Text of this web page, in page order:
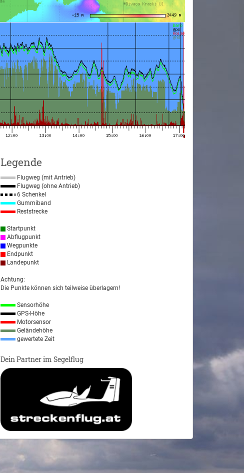
Legende
Flugweg (mit Antrieb)
Flugweg (ohne Antrieb)
6 Schenkel
Gummiband
Reststrecke
Startpunkt
Abflugpunkt
Wegpunkte
Endpunkt
Landepunkt
Achtung:
Die Punkte können sich teilweise überlagern!
Sensorhöhe
GPS-Höhe
Motorsensor
Geländehöhe
gewertete Zeit
Dein Partner im Segelflug